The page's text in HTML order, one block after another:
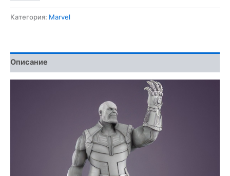
3D
Категория: Marvel
Описание